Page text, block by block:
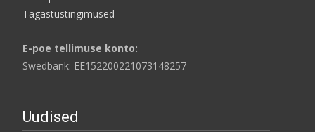
Tagastustingimused
E-poe tellimuse konto:
Swedbank: EE152200221073148257
Uudised